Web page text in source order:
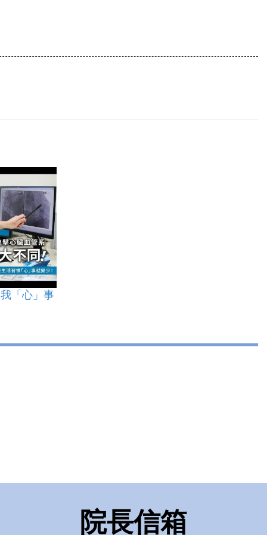
「心」事
院長信箱